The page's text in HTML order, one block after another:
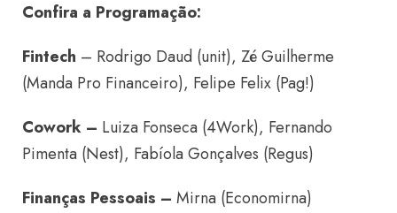
Confira a Programação:
Fintech – Rodrigo Daud (unit), Zé Guilherme
(Manda Pro Financeiro), Felipe Felix (Pag!)
Cowork – Luiza Fonseca (4Work), Fernando
Pimenta (Nest), Fabíola Gonçalves (Regus)
Finanças Pessoais – Mirna (Economirna)